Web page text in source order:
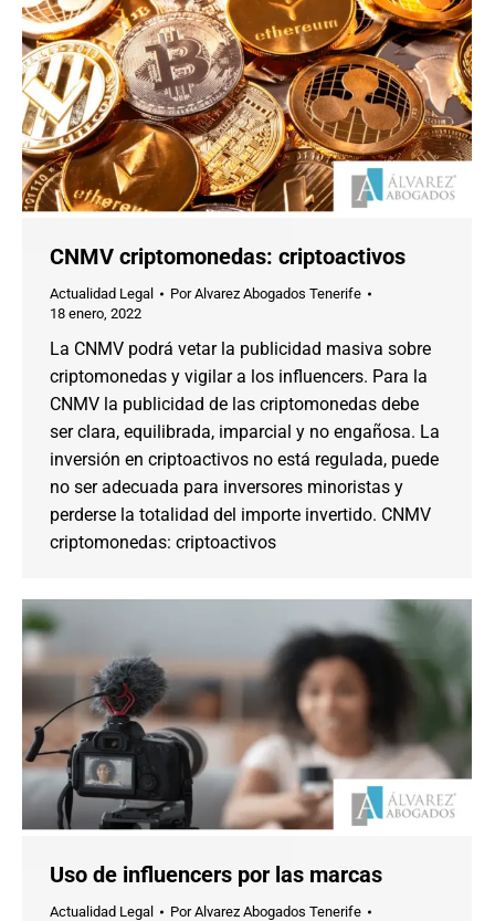
CNMV criptomonedas: criptoactivos
Actualidad Legal PorAlvarez Abogados Tenerife
18 enero, 2022
La CNMV podrá vetar la publicidad masiva sobre
criptomonedas y vigilar a los influencers. Para la
CNMV la publicidad de las criptomonedas debe
ser clara, equilibrada, imparcial y no engañosa. La
inversión en criptoactivos no está regulada, puede
no ser adecuada para inversores minoristas y
perderse la totalidad del importe invertido. CNMV
criptomonedas: criptoactivos
Uso de influencers por las marcas
Actualidad Legal PorAlvarez Abogados Tenerife